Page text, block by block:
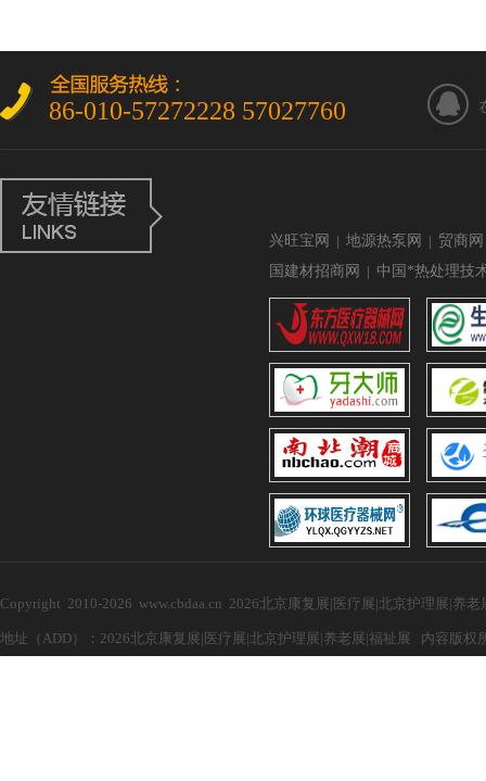
86-010-57272228 57027760
兴旺宝网 | 地源热泵网 | 贸商网
国建材招商网
| 中国*热处理技
Copyright 2010-2026 www.cbdaa.cn 2026北京康复展|医疗展|北京护理展|
地址（ADD）：2026北京康复展|医疗展|北京护理展|养老展|福祉展 内容版